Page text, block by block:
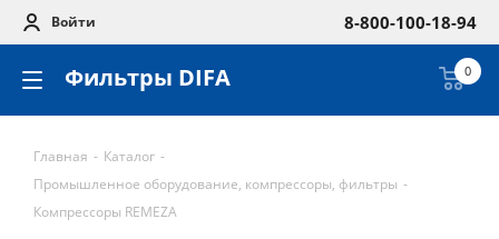
Войти 8-800-100-18-94
Фильтры DIFA 0
Главная - Каталог -
Промышленное оборудование, компрессоры, фильтры -
Компрессоры REMEZA